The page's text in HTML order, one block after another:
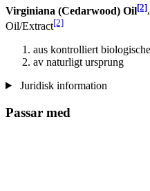
Virginiana (Cedarwood) Oil[2],
Oil/Extract[2]
aus kontrolliert
av naturligt ursprung
Juridisk information
Passar med